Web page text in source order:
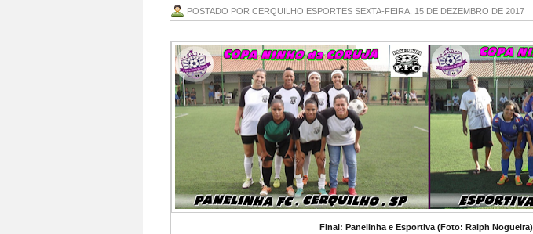
POSTADO POR CERQUILHO ESPORTES SEXTA-FEIRA, 15 DE DEZEMBRO DE 2017
Final: Panelinha e Esportiva (Foto: Ralph Nogueira)